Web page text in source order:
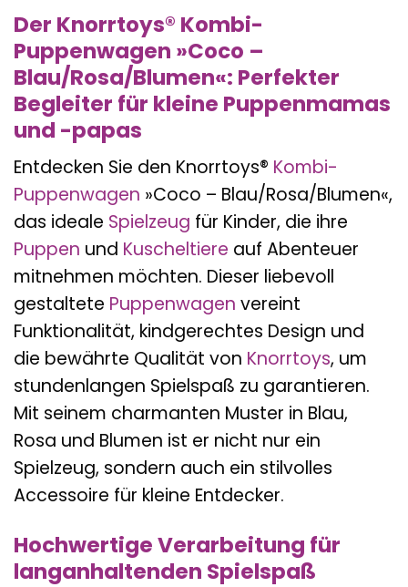
Der Knorrtoys® Kombi-
Puppenwagen »Coco –
Blau/Rosa/Blumen«: Perfekter
Begleiter für kleine Puppenmamas
und -papas
Entdecken Sie den Knorrtoys® Kombi-
Puppenwagen »Coco – Blau/Rosa/Blumen«,
das ideale Spielzeug für Kinder, die ihre
Puppen und Kuscheltiere auf Abenteuer
mitnehmen möchten. Dieser liebevoll
gestaltete Puppenwagen vereint
Funktionalität, kindgerechtes Design und
die bewährte Qualität von Knorrtoys, um
stundenlangen Spielspaß zu garantieren.
Mit seinem charmanten Muster in Blau,
Rosa und Blumen ist er nicht nur ein
Spielzeug, sondern auch ein stilvolles
Accessoire für kleine Entdecker.
Hochwertige Verarbeitung für
langanhaltenden Spielspaß